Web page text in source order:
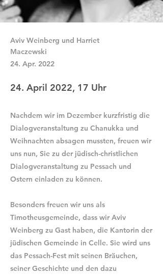
Aviv Weinberg und Harriet
Maczewski
24. Apr. 2022
24. April 2022, 17 Uhr
Nachdem wir im Dezember kurzfristig die
Dialogveranstaltung zu Chanukka und
Weihnachten absagen mussten, freuen wir
uns nun, Sie zu der jüdisch-christlichen
Dialogveranstaltung zu Pessach und
Ostern einladen zu können.
Besonders freuen wir uns als
Timotheusgemeinde, dass wir Aviv
Weinberg zu Gast haben, die Kantorin der
jüdischen Gemeinde in Celle. Sie wird uns
das Pessach-Fest mit seinen Bräuchen,
seiner Geschichte und den dazu